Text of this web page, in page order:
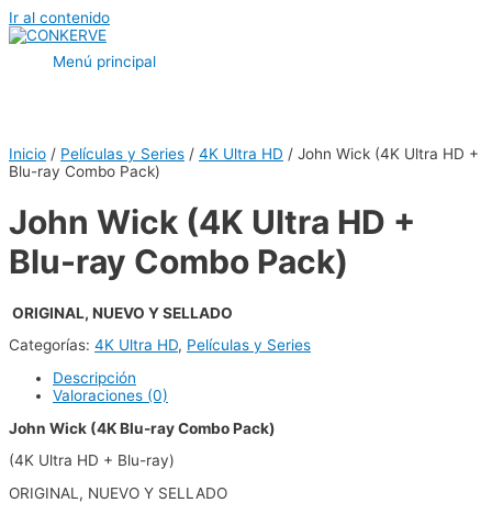
Ir al contenido
Menú principal
Inicio / Películas y Series / 4K Ultra HD / John Wick (4K Ultra HD +
Blu-ray Combo Pack)
John Wick (4K Ultra HD +
Blu-ray Combo Pack)
ORIGINAL, NUEVO Y SELLADO
Categorías: 4K Ultra HD, Películas y Series
Descripción
Valoraciones (0)
John Wick (4K Blu-ray Combo Pack)
(4K Ultra HD + Blu-ray)
ORIGINAL, NUEVO Y SELLADO